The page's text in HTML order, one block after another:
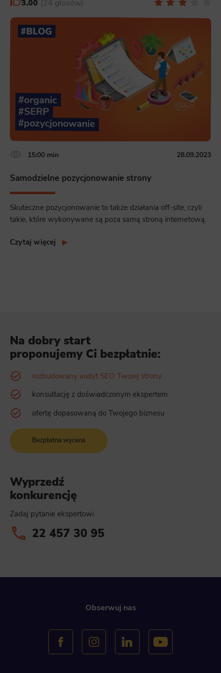
3.00 24 głosów
15:00 min 28.09.2023
Samodzielne pozycjonowanie strony
Skuteczne pozycjonowanie to także działania off-site, czyli
takie, które wykonywane są poza samą stroną internetową.
Czytaj więcej
Na dobry start
proponujemy Ci bezpłatnie:
rozbudowany audyt SEO Twojej strony
konsultację z doświadczonym ekspertem
ofertę dopasowaną do Twojego biznesu
Bezpłatna wycena
Wyprzedź
konkurencję
Zadaj pytanie ekspertowi
22 457 30 95
Obserwuj nas